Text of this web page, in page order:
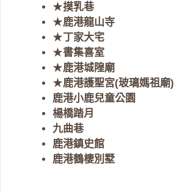
★摸乳巷
★鹿港龍山寺
★丁家大宅
★書集喜室
★鹿港城隍廟
★鹿港護聖宮(玻璃媽祖廟)
鹿港小鹿兒童公園
楊橋踏月
九曲巷
鹿港鎮史館
鹿港鶴棲別墅